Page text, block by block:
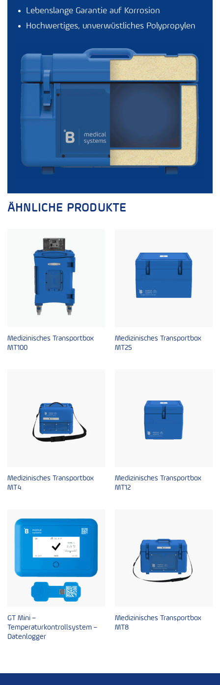
Lebenslange Garantie auf Korrosion
Hochwertiges, unverwüstliches Polypropylen
ÄHNLICHE PRODUKTE
Medizinisches Transportbox
MT100
Medizinisches Transportbox
MT25
Medizinisches Transportbox
MT4
Medizinisches Transportbox
MT12
GT Mini –
Temperaturkontrollsystem –
Datenlogger
Medizinisches Transportbox
MT8